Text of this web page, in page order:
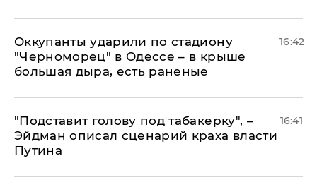
Оккупанты ударили по стадиону
"Черноморец" в Одессе – в крыше
большая дыра, есть раненые
16:42
​"Подставит голову под табакерку", –
Эйдман описал сценарий краха власти
Путина
16:41